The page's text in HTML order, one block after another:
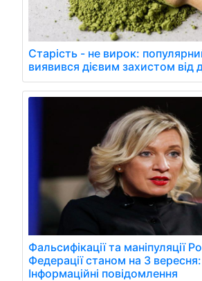
Старість - не вирок:
виявився дієвим захистом від
Фальсифікації та маніпуляції
Федерації станом на 3
Інформаційні повідомлення